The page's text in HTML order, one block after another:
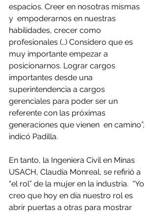
espacios. Creer en nosotras mismas
y  empoderarnos en nuestras
habilidades, crecer como
profesionales (…) Considero que es
muy importante empezar a
posicionarnos. Lograr cargos
importantes desde una
superintendencia a cargos
gerenciales para poder ser un
referente con las próximas
generaciones que vienen  en camino”,
indicó Padilla.
En tanto, la Ingeniera Civil en Minas
USACH, Claudia Monreal, se refirió a
“el rol” de la mujer en la industria.  “Yo
creo que hoy en día nuestro rol es
abrir puertas a otras para mostrar